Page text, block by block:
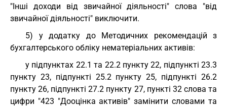
"Інші доходи від звичайної діяльності" слова "від
звичайної діяльності" виключити.
5) у додатку до Методичних рекомендацій з
бухгалтерського обліку нематеріальних активів:
у підпунктах 22.1 та 22.2 пункту 22, підпункті 23.3
пункту 23, підпункті 25.2 пункту 25, підпункті 26.2
пункту 26, підпункті 27.2 пункту 27, пункті 32 слова та
цифри "423 "Дооцінка активів" замінити словами та